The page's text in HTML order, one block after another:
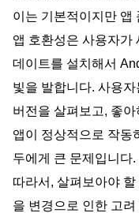
이는 기본적이지만 앱
앱 호환성은 사용자가
데이트를 설치해서
빛을 발합니다. 사용
버전을 살펴보고, 좋
앱이 정상적으로 작동
두에게 큰 문제입니다.
따라서, 살펴보아야 할
을 변경으로 인한 고